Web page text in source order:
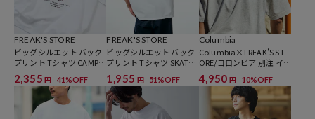
また表示のサイズ感と実物は若干異なる場合もございますので、予め
ご了承ください。
※着用、お取り扱いの際は、商品についている品質表示とアテンショ
ンタグを必ずご確認下さい。
※こちらの商品はオンラインストアでの限定展開となります。
FREAK'S STORE
ビッグシルエット バック
プリント Tシャツ CAMP
MAN【限定展開】
2,355 円 41%OFF
FREAK'S STORE
ビッグシルエット バック
プリント Tシャツ SKATE
MAN【限定展開】
1,955 円 51%OFF
Columbia
Columbia×FREAK'S ST
ORE/コロンビア 別注 イン
ペリアルパーク バックプ
リント クルーネックTシ
ャツ【限定展開】
4,950 円 10%OFF